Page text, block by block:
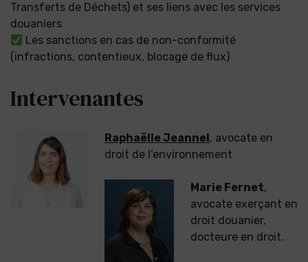
Transferts de Déchets) et ses liens avec les services
douaniers
Les sanctions en cas de non-conformité
(infractions, contentieux, blocage de flux)
Intervenantes
Raphaëlle Jeannel, avocate en
droit de l’environnement
Marie Fernet,
avocate exerçant en
droit douanier,
docteure en droit.